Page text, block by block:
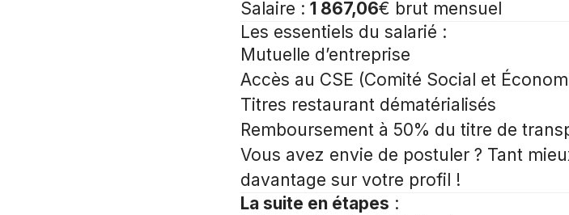
Salaire : 1 867,06€ brut mensuel
Les essentiels du salarié :
Mutuelle d’entreprise
Accès au CSE (Comité Social et
Titres restaurant dématérialisés
Remboursement à 50% du titre de
Vous avez envie de postuler ? Tant
davantage sur votre profil !
La suite en étapes :